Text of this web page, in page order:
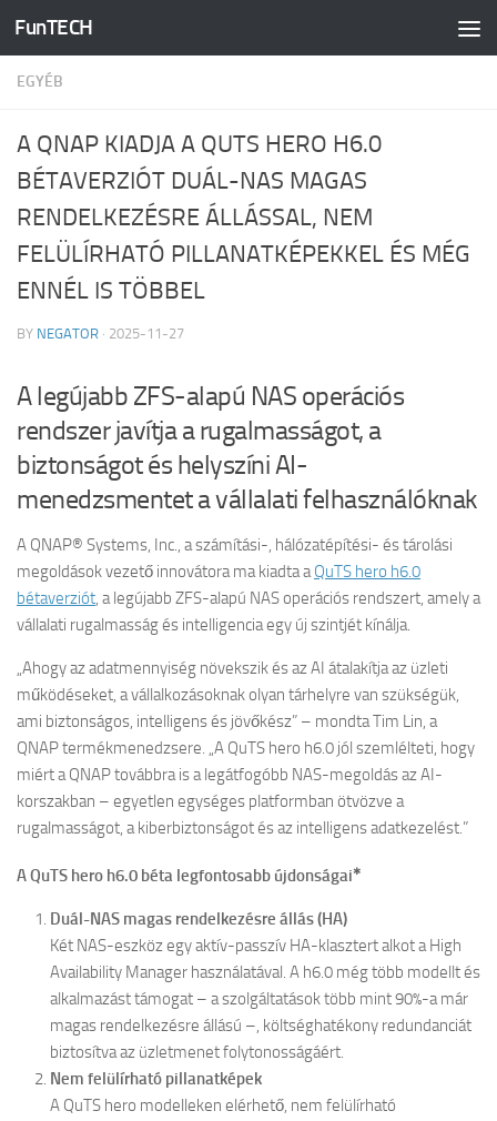
Skip to content
FunTECH
EGYÉB
A QNAP KIADJA A QUTS HERO H6.0
BÉTAVERZIÓT DUÁL-NAS MAGAS
RENDELKEZÉSRE ÁLLÁSSAL, NEM
FELÜLÍRHATÓ PILLANATKÉPEKKEL ÉS MÉG
ENNÉL IS TÖBBEL
BY NEGATOR · 2025-11-27
A legújabb ZFS-alapú NAS operációs
rendszer javítja a rugalmasságot, a
biztonságot és helyszíni AI-
menedzsmentet a vállalati felhasználóknak
A QNAP® Systems, Inc., a számítási-, hálózatépítési- és tárolási
megoldások vezető innovátora ma kiadta aQuTS hero h6.0
bétaverziót, a legújabb ZFS-alapú NAS operációs rendszert, amely a
vállalati rugalmasság és intelligencia egy új szintjét kínálja.
„Ahogy az adatmennyiség növekszik és az AI átalakítja az üzleti
működéseket, a vállalkozásoknak olyan tárhelyre van szükségük,
ami biztonságos, intelligens és jövőkész” – mondta Tim Lin, a
QNAP termékmenedzsere. „A QuTS hero h6.0 jól szemlélteti, hogy
miért a QNAP továbbra is a legátfogóbb NAS-megoldás az AI-
korszakban – egyetlen egységes platformban ötvözve a
rugalmasságot, a kiberbiztonságot és az intelligens adatkezelést.”
A QuTS hero h6.0 béta legfontosabb újdonságai✱
Duál-NAS magas rendelkezésre állás (HA)
Két NAS-eszköz egy aktív-passzív HA-klasztert alkot a High
Availability Manager használatával. A h6.0 még több modellt és
alkalmazást támogat – a szolgáltatások több mint 90%-a már
magas rendelkezésre állású –, költséghatékony redundanciát
biztosítva az üzletmenet folytonosságáért.
Nem felülírható pillanatképek
A QuTS hero modelleken elérhető, nem felülírható